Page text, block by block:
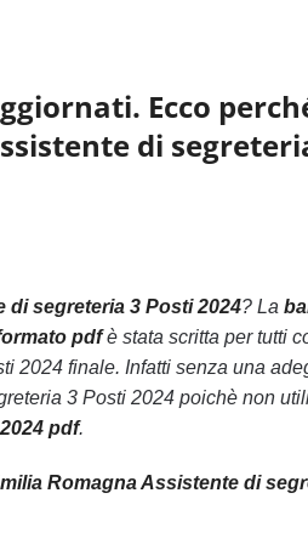
Ecco
di
di segreteria 3 Posti 2024? La
pdfè stata scritta per tutti
2024 finale. Infatti senza una
3 Posti 2024 poichè non
pdf.
Romagna Assistente di